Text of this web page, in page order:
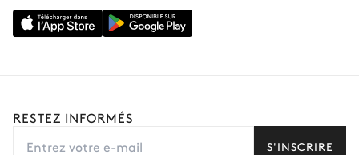
RESTEZ INFORMÉS
S'INSCRIRE